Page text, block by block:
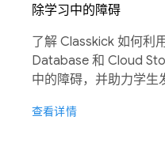
除学习中的障碍
了解 Classkick 如何利
Database 和 Cloud
中的障碍，并助力学生
查看详情